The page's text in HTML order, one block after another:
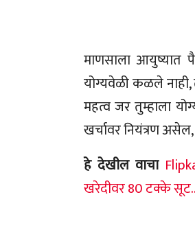
माणसाला आयुष्यात
योग्यवेळी कळले
महत्व जर तुम्हाला
खर्चावर नियंत्रण
हे देखील वाचा
खरेदीवर 80 टक्के सूट..